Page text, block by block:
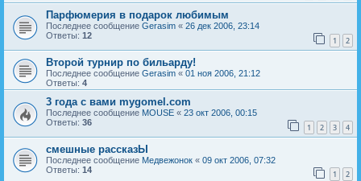
Парфюмерия в подарок любимым
Последнее сообщение Gerasim « 26 дек 2006, 23:14
Ответы: 12 1 2
Второй турнир по бильарду!
Последнее сообщение Gerasim « 01 ноя 2006, 21:12
Ответы: 4
3 года с вами mygomel.com
Последнее сообщение MOUSE « 23 окт 2006, 00:15
Ответы: 36 1 2 3 4
смешные рассказЫ
Последнее сообщение Медвежонок « 09 окт 2006, 07:32
Ответы: 14 1 2